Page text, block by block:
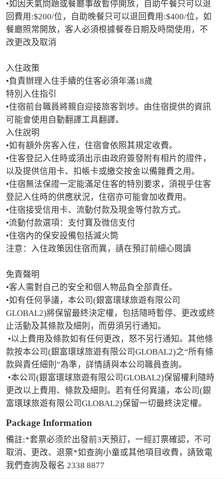
•如因天氣問題或餐廳事故暫停開放，自助午餐只可以退
回費用:$200/位，自助晚餐只可以退回費用:$400/位，如
餐廳照常開放，客人必須根據餐卷日期及時間使用，不
改更改及取消
入住政策
•負責辦理入住手續的住客必須年滿18歲
特別入住指引
•住宿前台職員將親自迎接旅客到埗。由住宿提供的資訊
可能會使用自動翻譯工具翻譯。
入住說明
•如有額外房客入住，住宿會依照其規定收費。
•住客登記入住時或須出示由政府簽發附有相片的證件，
以及提供信用卡、扣帳卡或繳交按金以備雜費之用。
•住宿無法保證一定能滿足住客的特別要求，須視乎住客
登記入住時的供應狀況，住宿亦可能會加收費用。
•住宿接受信用卡、流動付款及現金等付款方式。
•流動付款選項：支付寶及微信支付
•住宿內的保安設備包括滅火筒
注意：入住政策因住宿而異，請在預訂前細心閱讀
免責聲明
•客人需對自己的安全和個人物品負全部責任。
•如有任何爭議，本公司(銀富環球旅遊有限公司
GLOBAL2)將保留最終決定權，包括隨時暫停、更改或終
止活動及其條款及細則，而毋須另行通知。
款按本公司(銀富環球旅遊有限公司GLOBAL2)之“所有條
款與責任細則”為準，詳情請與本公司職員查詢。
更改以上費用、條款及細則。若有任何異議，本公司(銀
富環球旅遊有限公司GLOBAL2)保留一切最終決定權。
Package Information
備註:*套票必须於出發前3天預訂，一經訂票確認，不可
取消、更改、退票*如查詢小童或其他項目收費，請致電
我們查詢及報名 2338 8877